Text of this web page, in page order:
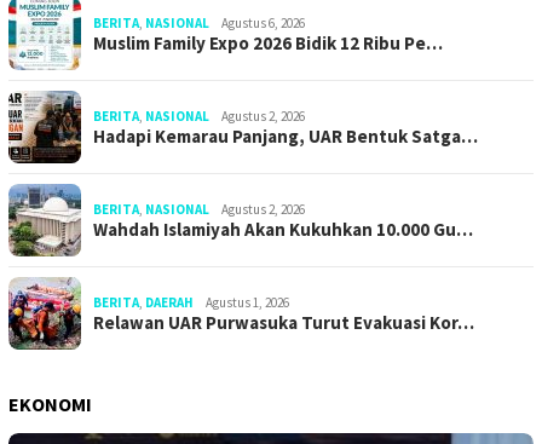
BERITA NASIONAL Agustus 6, 2026
Muslim Family Expo 2026 Bidik 12 Ribu Pe…
BERITA NASIONAL Agustus 2, 2026
Hadapi Kemarau Panjang, UAR Bentuk Satga…
BERITA NASIONAL Agustus 2, 2026
Wahdah Islamiyah Akan Kukuhkan 10.000 Gu…
BERITA DAERAH Agustus 1, 2026
Relawan UAR Purwasuka Turut Evakuasi Kor…
EKONOMI